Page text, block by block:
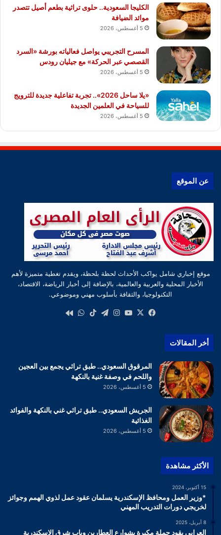
الكليجا السعودية.. حلوى تراثية بطعم أصيل تتصدر
موائد الضيافة
5 أغسطس، 2026
المسرح التجريبي يواصل فعالياته بورشة «السرد
القصصي عبر الحركة» مع جيليان رودس
5 أغسطس، 2026
«يلا ساحل 2026».. تجربة تفاعلية جديدة للترويج
للسياحة في العلمين الجديدة
5 أغسطس، 2026
عن الموقع
موقع إخباري شامل يواكب الأحداث لحظة بلحظة، ويقدم تغطية متميزة لأهم
الأخبار المحلية والعربية والعالمية، بالإضافة إلى أخبار الرياضة، الاقتصاد،
التكنولوجيا، والثقافة بأسلوب مهني وموضوعي.
فيسبوك
‫X
‫YouTube
انستقرام
تيلقرام‫TikTokواتساب
أخر المقالات
المرقوق السعودي.. طبق تراثي يجمع بين العجين
واللحم في وصفة غنية بالنكهة
5 أغسطس، 2026
الجريش السعودي.. طبق تراثي غني بالنكهة والفوائد
الغذائية
5 أغسطس، 2026
الأكثر مشاهدة
15 أكتوبر، 2024
*وزير العمل ومحافظ الإسكندرية يسلمان عقود عمل لذوي الهمم وجوائز
لخريجي دورات التدريب المهني
8 أبريل، 2025
العرابي يقود حملة مكبرة بشوارع العطارين وباب شرق الإسكندرية